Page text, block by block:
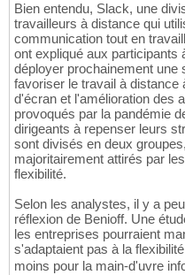
Bien entendu, Slack, une
travailleurs à distance qui
communication tout en
ont expliqué aux participants
déployer prochainement une
favoriser le travail à distance
d'écran et l'amélioration des
provoqués par la pandémie
dirigeants à repenser leurs
sont divisés en deux
majoritairement attirés par
flexibilité.
Selon les analystes, il y a
réflexion de Benioff. Une
les entreprises pourraient
s'adaptaient pas à la
moins pour la main-d'uvre